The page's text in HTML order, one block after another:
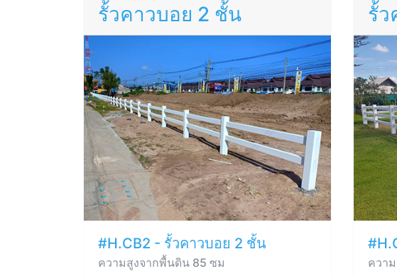
รั้วคาวบอย 2 ชั้น
#H.CB2 - รั้วคาวบอย 2 ชั้น
ความสูงจากพื้นดิน 85 ซม
รั้
ควา